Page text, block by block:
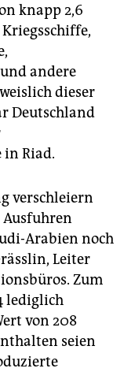
knapp 2,6
andere
dieser
Deutschland
in Riad.
verschleiern
Arabien noch
Leiter
Zum
lediglich
von 208
seien